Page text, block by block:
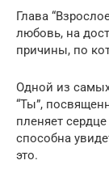
Глава
любовь, на
причины, по
Одной из
“Ты”,
пленяет
способна
это.